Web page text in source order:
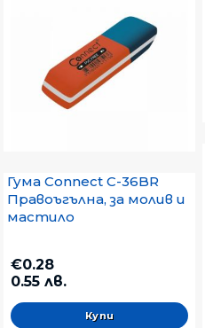
Гума Connect C-36BR
Правоъгълна, за молив и
мастило
€0.28
0.55 лв.